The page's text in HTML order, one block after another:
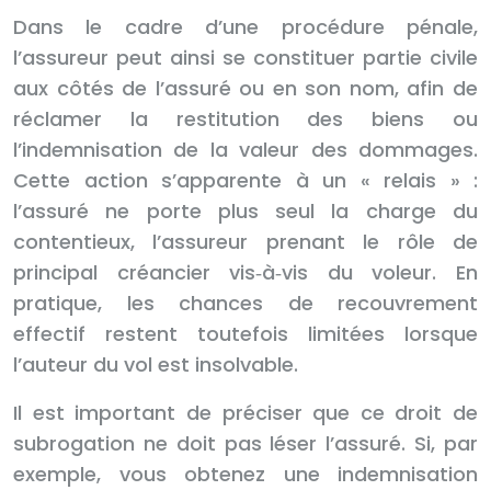
Dans le cadre d’une procédure pénale,
l’assureur peut ainsi se constituer partie civile
aux côtés de l’assuré ou en son nom, afin de
réclamer la restitution des biens ou
l’indemnisation de la valeur des dommages.
Cette action s’apparente à un « relais » :
l’assuré ne porte plus seul la charge du
contentieux, l’assureur prenant le rôle de
principal créancier vis‑à‑vis du voleur. En
pratique, les chances de recouvrement
effectif restent toutefois limitées lorsque
l’auteur du vol est insolvable.
Il est important de préciser que ce droit de
subrogation ne doit pas léser l’assuré. Si, par
exemple, vous obtenez une indemnisation